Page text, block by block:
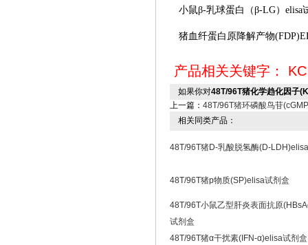
小鼠β-乳球蛋白（β-LG）elisa
猪血纤蛋白原降解产物
产品相关关键字：
如果你对48T/96T猪化学趋化因子
上一篇： 48T/96T猪环磷酸鸟苷
相关同类产品：
48T/96T猪D-乳酸脱氢酶(D-
48T/96T猪p物质(SP)elisa试剂盒
48T/96T小鼠乙型肝炎表面抗原
试剂盒
48T/96T猪α干扰素(IFN-α)elisa试剂盒